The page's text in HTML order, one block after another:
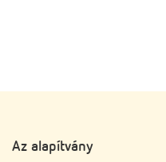
Az alapítvány